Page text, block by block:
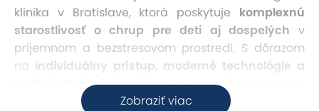
Zobraziť viac
klinika v Bratislave, ktorá poskytuje komplexnú
starostlivosť o chrup pre deti aj dospelých v
príjemnom a bezstresovom prostredí. S dôrazom
na individuálny prístup, moderné technológie a
bezbolestné ošetreniasa tu starajú o zdravý a
krásny úsmev každej rodiny.